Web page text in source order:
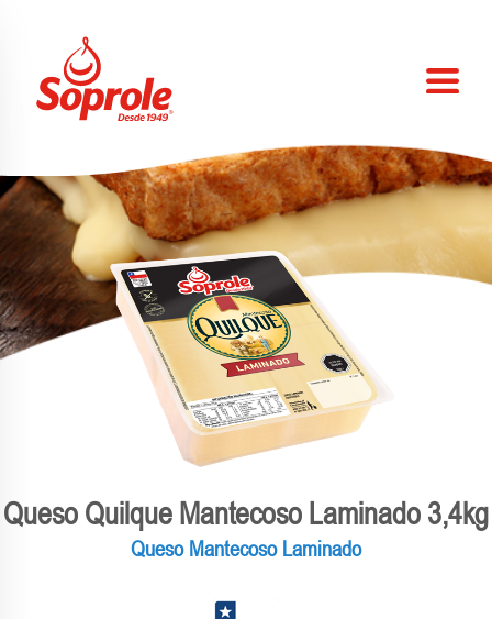
Queso Quilque Mantecoso Laminado 3,4kg
Queso Mantecoso Laminado